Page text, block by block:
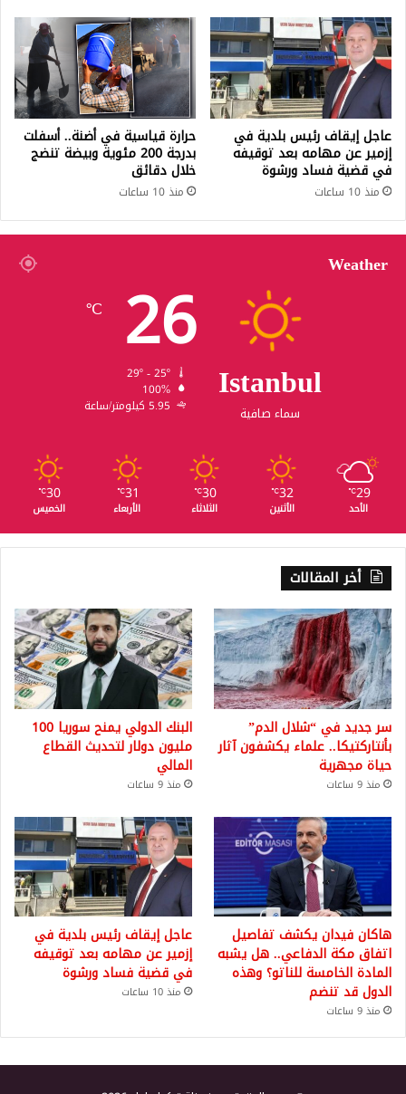
عاجل إيقاف رئيس بلدية في
إزمير عن مهامه بعد توقيفه
في قضية فساد ورشوة
منذ 10 ساعات
حرارة قياسية في أضنة.. أسفلت
بدرجة 200 مئوية وبيضة تنضج
خلال دقائق
منذ 10 ساعات
Weather
Istanbul
سماء صافية
26
℃
100%
5.95 كيلومتر/ساعة
29
℃
الأحد
32
℃
الأثنين
30
℃
الثلاثاء
31
℃
الأربعاء
30
℃
الخميس
أخر المقالات
سر جديد في “شلال الدم”
بأنتاركتيكا.. علماء يكشفون آثار
حياة مجهرية
منذ 9 ساعات
البنك الدولي يمنح سوريا 100
مليون دولار لتحديث القطاع
المالي
منذ 9 ساعات
هاكان فيدان يكشف تفاصيل
اتفاق مكة الدفاعي.. هل يشبه
المادة الخامسة للناتو؟ وهذه
الدول قد تنضم
منذ 9 ساعات
عاجل إيقاف رئيس بلدية في
إزمير عن مهامه بعد توقيفه
في قضية فساد ورشوة
منذ 10 ساعات